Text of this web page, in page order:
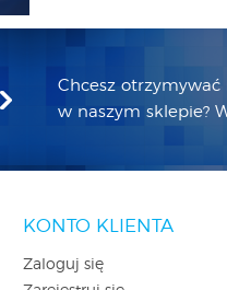
Chcesz
w naszym sklepie?
KONTO KLIENTA
Zaloguj się